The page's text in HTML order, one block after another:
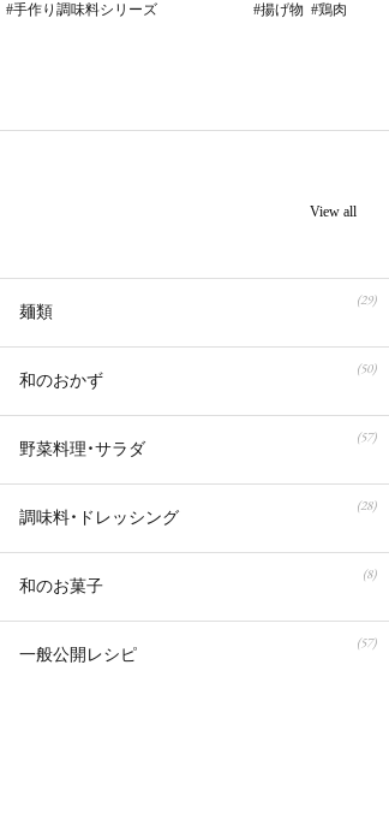
手作り調味料シリーズ 揚げ物 鶏肉
View all
麺類
(29)
和のおかず
(50)
野菜料理・サラダ
(57)
調味料・ドレッシング
(28)
和のお菓子
(8)
一般公開レシピ
(57)